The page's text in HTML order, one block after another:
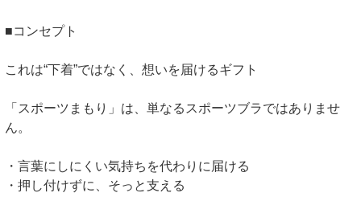
■コンセプト
これは“下着”ではなく、想いを届けるギフト
「スポーツまもり」は、単なるスポーツブラではありませ
ん。
・言葉にしにくい気持ちを代わりに届ける
・押し付けずに、そっと支える